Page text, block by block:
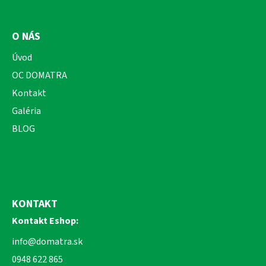
O NÁS
Úvod
OC DOMATRA
Kontakt
Galéria
BLOG
KONTAKT
Kontakt Eshop:
info@domatra.sk
0948 622 865